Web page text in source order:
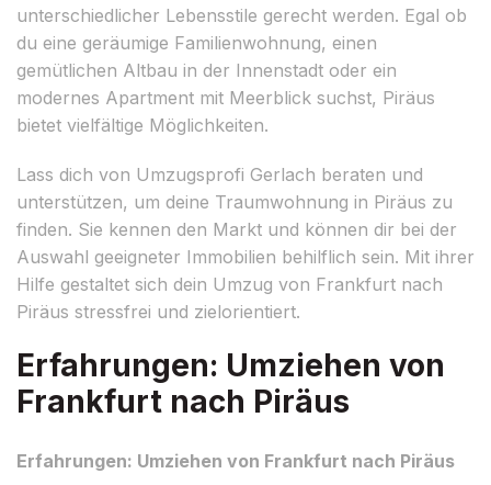
unterschiedlicher Lebensstile gerecht werden. Egal ob
du eine geräumige Familienwohnung, einen
gemütlichen Altbau in der Innenstadt oder ein
modernes Apartment mit Meerblick suchst, Piräus
bietet vielfältige Möglichkeiten.
Lass dich von Umzugsprofi Gerlach beraten und
unterstützen, um deine Traumwohnung in Piräus zu
finden. Sie kennen den Markt und können dir bei der
Auswahl geeigneter Immobilien behilflich sein. Mit ihrer
Hilfe gestaltet sich dein Umzug von Frankfurt nach
Piräus stressfrei und zielorientiert.
Erfahrungen: Umziehen von
Frankfurt nach Piräus
Erfahrungen: Umziehen von Frankfurt nach Piräus